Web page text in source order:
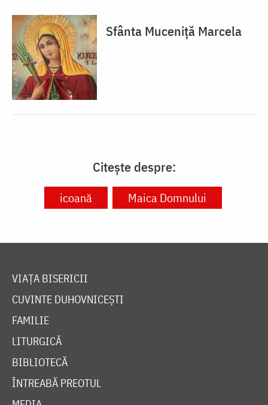
Sfânta Muceniță Marcela
Citește despre:
icoană Maica Domnului
VIAȚA BISERICII
CUVINTE DUHOVNICEȘTI
FAMILIE
LITURGICĂ
BIBLIOTECĂ
ÎNTREABĂ PREOTUL